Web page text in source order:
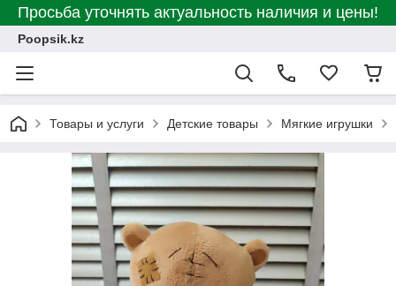
Просьба уточнять актуальность наличия и цены!
Poopsik.kz
Товары и услуги Детские товары Мягкие игрушки